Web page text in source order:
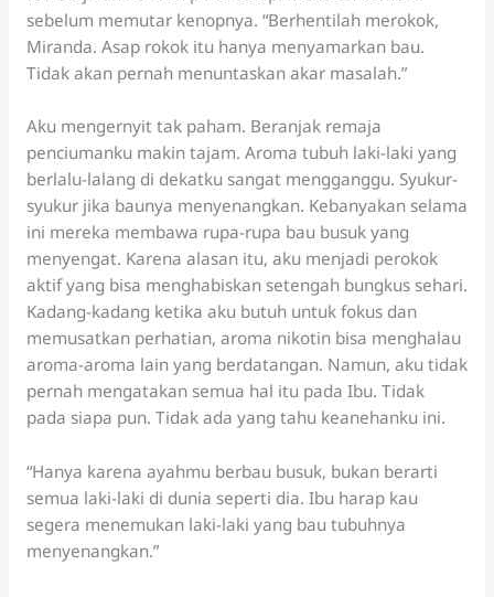
sebelum memutar kenopnya. “Berhentilah merokok,
Miranda. Asap rokok itu hanya menyamarkan bau.
Tidak akan pernah menuntaskan akar masalah.”
Aku mengernyit tak paham. Beranjak remaja
penciumanku makin tajam. Aroma tubuh laki-laki yang
berlalu-lalang di dekatku sangat mengganggu. Syukur-
syukur jika baunya menyenangkan. Kebanyakan selama
ini mereka membawa rupa-rupa bau busuk yang
menyengat. Karena alasan itu, aku menjadi perokok
aktif yang bisa menghabiskan setengah bungkus sehari.
Kadang-kadang ketika aku butuh untuk fokus dan
memusatkan perhatian, aroma nikotin bisa menghalau
aroma-aroma lain yang berdatangan. Namun, aku tidak
pernah mengatakan semua hal itu pada Ibu. Tidak
pada siapa pun. Tidak ada yang tahu keanehanku ini.
“Hanya karena ayahmu berbau busuk, bukan berarti
semua laki-laki di dunia seperti dia. Ibu harap kau
segera menemukan laki-laki yang bau tubuhnya
menyenangkan.”